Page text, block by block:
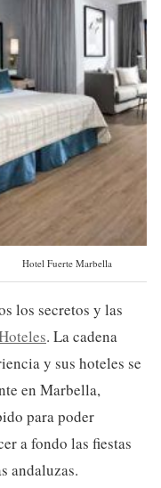
Hotel Fuerte Marbella
los secretos y las
. La cadena
y sus hoteles se
en Marbella,
para poder
a fondo las fiestas
andaluzas.